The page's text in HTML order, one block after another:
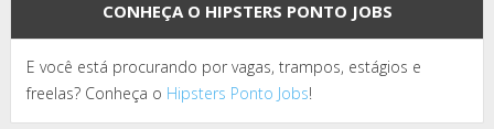
CONHEÇA O HIPSTERS PONTO JOBS
E você está procurando por vagas, trampos, estágios e
freelas? Conheça o Hipsters Ponto Jobs!